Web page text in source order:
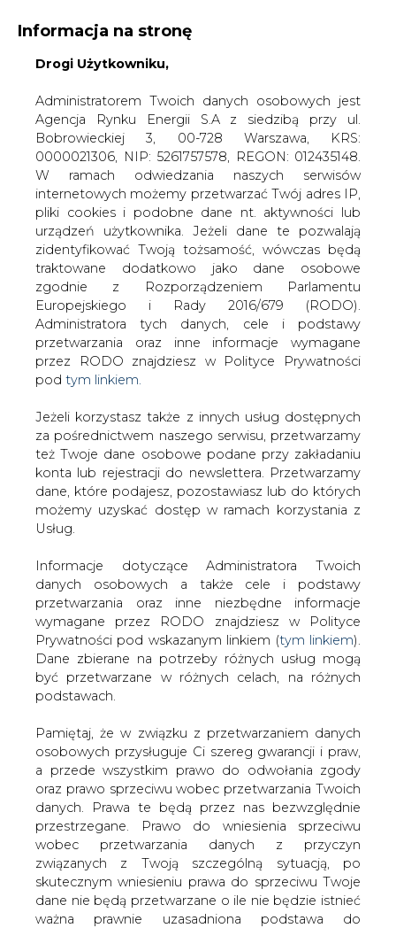
KONTAKT:
WYDAWCA PORTALU:
WYSOKI KONTRAST WIELKOŚĆ TEKSTU A A
ZALOGUJ SIĘ
WŁĄCZ CIRE.TV
Informacja na stronę
Drogi Użytkowniku,
Administratorem Twoich danych osobowych jest
Agencja Rynku Energii S.A z siedzibą przy ul.
Bobrowieckiej 3, 00-728 Warszawa, KRS:
0000021306, NIP: 5261757578, REGON: 012435148.
W ramach odwiedzania naszych serwisów
internetowych możemy przetwarzać Twój adres IP,
pliki cookies i podobne dane nt. aktywności lub
urządzeń użytkownika. Jeżeli dane te pozwalają
zidentyfikować Twoją tożsamość, wówczas będą
traktowane dodatkowo jako dane osobowe
zgodnie z Rozporządzeniem Parlamentu
Europejskiego i Rady 2016/679 (RODO).
Administratora tych danych, cele i podstawy
przetwarzania oraz inne informacje wymagane
przez RODO znajdziesz w Polityce Prywatności
pod tym linkiem.
Jeżeli korzystasz także z innych usług dostępnych
za pośrednictwem naszego serwisu, przetwarzamy
też Twoje dane osobowe podane przy zakładaniu
konta lub rejestracji do newslettera. Przetwarzamy
dane, które podajesz, pozostawiasz lub do których
możemy uzyskać dostęp w ramach korzystania z
Usług.
Informacje dotyczące Administratora Twoich
danych osobowych a także cele i podstawy
przetwarzania oraz inne niezbędne informacje
wymagane przez RODO znajdziesz w Polityce
Prywatności pod wskazanym linkiem (tym linkiem).
Dane zbierane na potrzeby różnych usług mogą
być przetwarzane w różnych celach, na różnych
podstawach.
Pamiętaj, że w związku z przetwarzaniem danych
osobowych przysługuje Ci szereg gwarancji i praw,
a przede wszystkim prawo do odwołania zgody
oraz prawo sprzeciwu wobec przetwarzania Twoich
danych. Prawa te będą przez nas bezwzględnie
przestrzegane. Prawo do wniesienia sprzeciwu
wobec przetwarzania danych z przyczyn
związanych z Twoją szczególną sytuacją, po
skutecznym wniesieniu prawa do sprzeciwu Twoje
dane nie będą przetwarzane o ile nie będzie istnieć
ważna prawnie uzasadniona podstawa do
Strona główna
SERWIS INFORMACYJNY CIRE
BCC: branże energochłonne potrzebują wsparcia
2009-06-15 00:00
skomentuj
udostępnij:
BCC: branże energochłonne
potrzebują wsparcia
W Polsce nie wykorzystuje się żadnych z
dopuszczalnych w Unii Europejskiej
rozwiązań chroniących energochłonne
branże przemysłu - uważają autorzy
raportu BCC na temat polityki
energetycznej w naszym kraju.